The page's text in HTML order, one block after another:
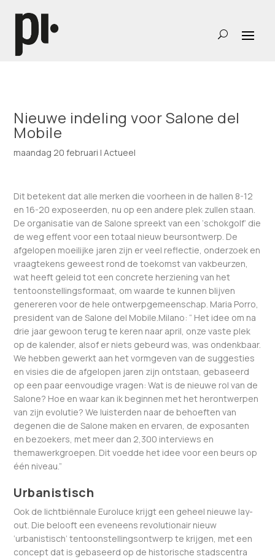
Nieuwe indeling voor Salone del
Mobile
maandag 20 februari |Actueel
Dit betekent dat alle merken die voorheen in de hallen 8-12
en 16-20 exposeerden, nu op een andere plek zullen staan.
De organisatie van de Salone spreekt van een ‘schokgolf’ die
de weg effent voor een totaal nieuw beursontwerp. De
afgelopen moeilijke jaren zijn er veel reflectie, onderzoek en
vraagtekens geweest rond de toekomst van vakbeurzen,
wat heeft geleid tot een concrete herziening van het
tentoonstellingsformaat, om waarde te kunnen blijven
genereren voor de hele ontwerpgemeenschap. Maria Porro,
president van de Salone del Mobile.Milano: “ Het idee om na
drie jaar gewoon terug te keren naar april, onze vaste plek
op de kalender, alsof er niets gebeurd was, was ondenkbaar.
We hebben gewerkt aan het vormgeven van de suggesties
en visies die de afgelopen jaren zijn ontstaan, gebaseerd
op een paar eenvoudige vragen: Wat is de nieuwe rol van de
Salone? Hoe en waar kan ik beginnen met het herontwerpen
van zijn evolutie? We luisterden naar de behoeften van
degenen die de Salone maken en ervaren, de exposanten
en bezoekers, met meer dan 2,300 interviews en
themawerkgroepen. Dit voedde het idee voor een beurs op
één niveau.”
Urbanistisch
Ook de lichtbiënnale Euroluce krijgt een geheel nieuwe lay-
out. Die belooft een eveneens revolutionair nieuw
‘urbanistisch’ tentoonstellingsontwerp te krijgen, met een
concept dat is gebaseerd op de historische stadscentra